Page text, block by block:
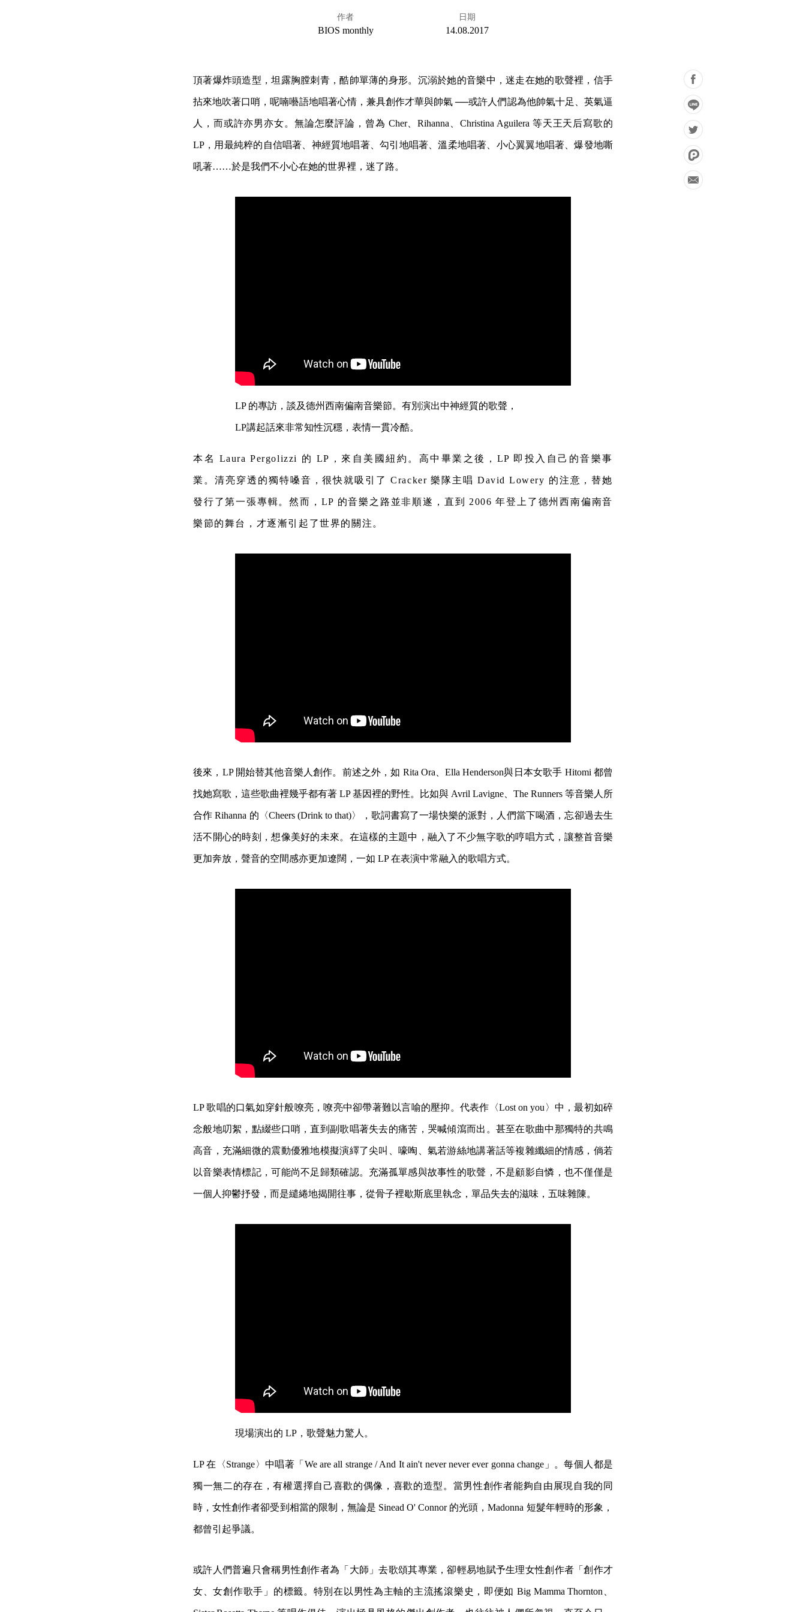
作者
BIOS monthly
日期
14.08.2017
頂著爆炸頭造型，坦露胸膛刺青，酷帥單薄的身形。沉溺於她的音樂中，迷走在她的歌聲裡，信手
拈來地吹著口哨，呢喃囈語地唱著心情，兼具創作才華與帥氣 ──或許人們認為他帥氣十足、英氣逼
人，而或許亦男亦女。無論怎麼評論，曾為 Cher、Rihanna、Christina Aguilera 等天王天后寫歌的
LP，用最純粹的自信唱著、神經質地唱著、勾引地唱著、溫柔地唱著、小心翼翼地唱著、爆發地嘶
吼著……於是我們不小心在她的世界裡，迷了路。
LP 的專訪，談及德州西南偏南音樂節。有別演出中神經質的歌聲，
LP講起話來非常知性沉穩，表情一貫冷酷。
本名 Laura Pergolizzi 的 LP，來自美國紐約。高中畢業之後，LP 即投入自己的音樂事
業。清亮穿透的獨特嗓音，很快就吸引了 Cracker 樂隊主唱 David Lowery 的注意，替她
發行了第一張專輯。然而，LP 的音樂之路並非順遂，直到 2006 年登上了德州西南偏南音
樂節的舞台，才逐漸引起了世界的關注。
後來，LP 開始替其他音樂人創作。前述之外，如 Rita Ora、Ella Henderson與日本女歌手 Hitomi 都曾
找她寫歌，這些歌曲裡幾乎都有著 LP 基因裡的野性。比如與 Avril Lavigne、The Runners 等音樂人所
合作 Rihanna 的〈Cheers (Drink to that)〉，歌詞書寫了一場快樂的派對，人們當下喝酒，忘卻過去生
活不開心的時刻，想像美好的未來。在這樣的主題中，融入了不少無字歌的哼唱方式，讓整首音樂
更加奔放，聲音的空間感亦更加遼闊，一如 LP 在表演中常融入的歌唱方式。
LP 歌唱的口氣如穿針般嘹亮，嘹亮中卻帶著難以言喻的壓抑。代表作〈Lost on you〉中，最初如碎
念般地叨絮，點綴些口哨，直到副歌唱著失去的痛苦，哭喊傾瀉而出。甚至在歌曲中那獨特的共鳴
高音，充滿細微的震動優雅地模擬演繹了尖叫、嚎啕、氣若游絲地講著話等複雜纖細的情感，倘若
以音樂表情標記，可能尚不足歸類確認。充滿孤單感與故事性的歌聲，不是顧影自憐，也不僅僅是
一個人抑鬱抒發，而是繾綣地揭開往事，從骨子裡歇斯底里執念，單品失去的滋味，五味雜陳。
現場演出的 LP，歌聲魅力驚人。
LP 在〈Strange〉中唱著「We are all strange / And It ain't never never ever gonna change」。每個人都是
獨一無二的存在，有權選擇自己喜歡的偶像，喜歡的造型。當男性創作者能夠自由展現自我的同
時，女性創作者卻受到相當的限制，無論是 Sinead O' Connor 的光頭，Madonna 短髮年輕時的形象，
都曾引起爭議。
或許人們普遍只會稱男性創作者為「大師」去歌頌其專業，卻輕易地賦予生理女性創作者「創作才
女、女創作歌手」的標籤。特別在以男性為主軸的主流搖滾樂史，即便如 Big Mamma Thornton、